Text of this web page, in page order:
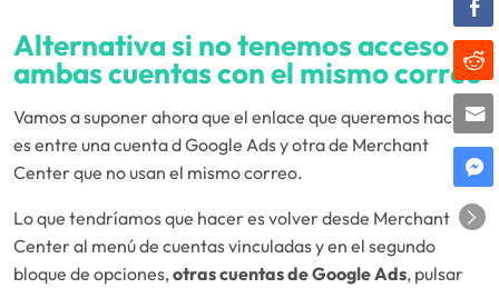
Alternativa si no tenemos acceso a
ambas cuentas con el mismo correo
Vamos a suponer ahora que el enlace que queremos hacer
es entre una cuenta d Google Ads y otra de Merchant
Center que no usan el mismo correo.
Lo que tendríamos que hacer es volver desde Merchant
Center al menú de cuentas vinculadas y en el segundo
bloque de opciones,otras cuentas de Google Ads, pulsar